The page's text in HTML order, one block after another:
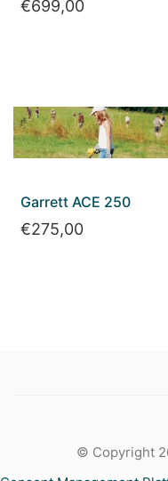
€699,00
Garrett ACE 250
€275,00
© Copyright